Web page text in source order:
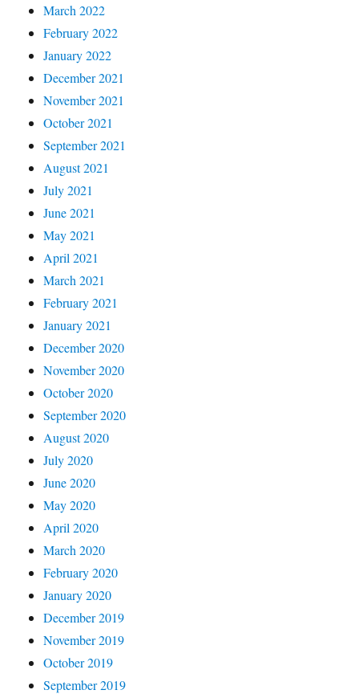
March 2022
February 2022
January 2022
December 2021
November 2021
October 2021
September 2021
August 2021
July 2021
June 2021
May 2021
April 2021
March 2021
February 2021
January 2021
December 2020
November 2020
October 2020
September 2020
August 2020
July 2020
June 2020
May 2020
April 2020
March 2020
February 2020
January 2020
December 2019
November 2019
October 2019
September 2019